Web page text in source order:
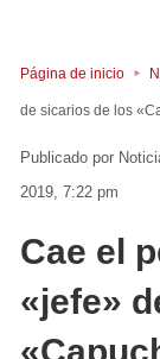
Página de inicio
de sicarios de los
2019, 7:22 pm
Cae el
«jefe»